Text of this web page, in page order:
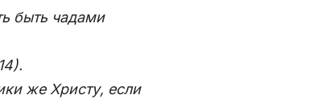
быть чадами
же Христу, если